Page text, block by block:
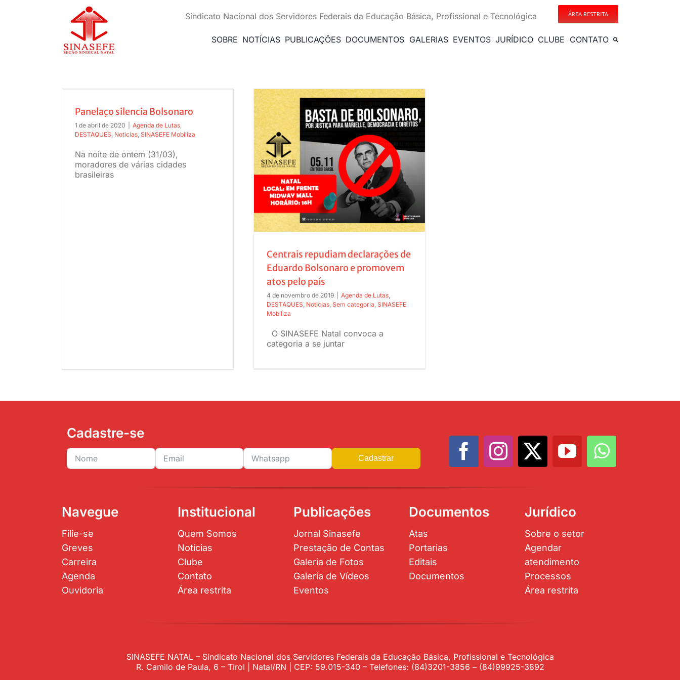
Sindicato Nacional dos Servidores Federais da Educação Básica, Profissional e Tecnológica ÁREA RESTRITA
SOBRE NOTÍCIAS PUBLICAÇÕES DOCUMENTOS GALERIAS EVENTOS JURÍDICO CLUBE CONTATO
Panelaço silencia Bolsonaro
1 de abril de 2020 Agenda de Lutas,
DESTAQUES, Noticias, SINASEFE Mobiliza
Na noite de ontem (31/03),
moradores de várias cidades
brasileiras
Centrais repudiam declarações de
Eduardo Bolsonaro e promovem atos pelo
Centrais repudiam declarações de
Eduardo Bolsonaro e promovem
atos pelo país
4 de novembro de 2019 Agenda de Lutas
DESTAQUES Noticias Sem categoria SINASEFE
Mobiliza
O SINASEFE Natal convoca a
categoria a se juntar
Cadastre-se
Cadastrar
Navegue
Filie-se
Greves
Carreira
Agenda
Ouvidoria
Institucional
Quem Somos
Notícias
Clube
Contato
Área restrita
Publicações
Jornal Sinasefe
Prestação de Contas
Galeria de Fotos
Galeria de Vídeos
Eventos
Documentos
Atas
Portarias
Editais
Documentos
Jurídico
Sobre o setor
Agendar
atendimento
Processos
Área restrita
SINASEFE NATAL – Sindicato Nacional dos Servidores Federais da Educação Básica, Profissional e Tecnológica
R. Camilo de Paula, 6 – Tirol | Natal/RN | CEP: 59.015-340 – Telefones: (84)3201-3856 – (84)99925-3892